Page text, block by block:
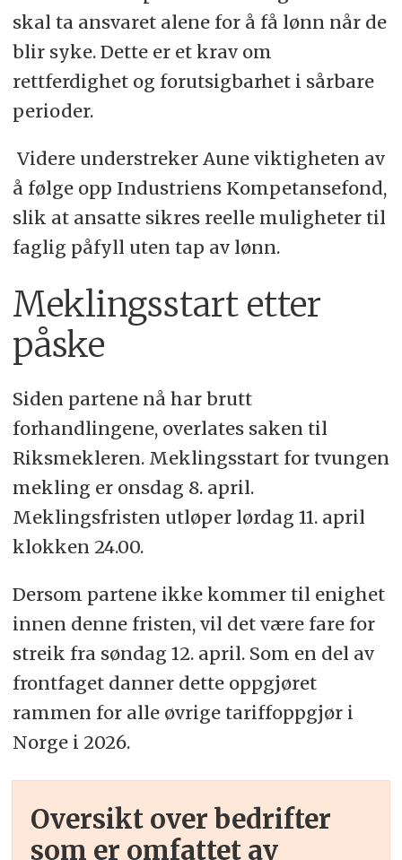
skal ta ansvaret alene for å få lønn når de
blir syke. Dette er et krav om
rettferdighet og forutsigbarhet i sårbare
perioder.
Videre understreker Aune viktigheten av
å følge opp Industriens Kompetansefond,
slik at ansatte sikres reelle muligheter til
faglig påfyll uten tap av lønn.
Meklingsstart etter
påske
Siden partene nå har brutt
forhandlingene, overlates saken til
Riksmekleren. Meklingsstart for tvungen
mekling er onsdag 8. april.
Meklingsfristen utløper lørdag 11. april
klokken 24.00.
Dersom partene ikke kommer til enighet
innen denne fristen, vil det være fare for
streik fra søndag 12. april. Som en del av
frontfaget danner dette oppgjøret
rammen for alle øvrige tariffoppgjør i
Norge i 2026.
Oversikt over bedrifter
som er omfattet av